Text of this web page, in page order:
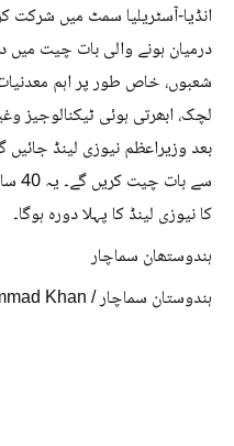
انڈیا-آسٹریلیا سمٹ میں شرکت
درمیان ہونے والی بات چیت میں
شعبوں، خاص طور پر اہم
لچک، ابھرتی ہوئی ٹیکنالوجیز
بعد وزیراعظم نیوزی لینڈ
سے
کا نیوزی لینڈ کا پہلا دورہ ہوگا۔
ہندوستھان سماچار
ہندوستان سماچار / Mohammad Khan